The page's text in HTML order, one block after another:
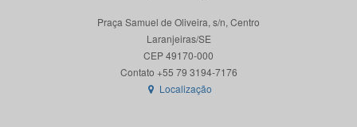
Praça Samuel de Oliveira, s/n, Centro
Laranjeiras/SE
CEP 49170-000
Localização